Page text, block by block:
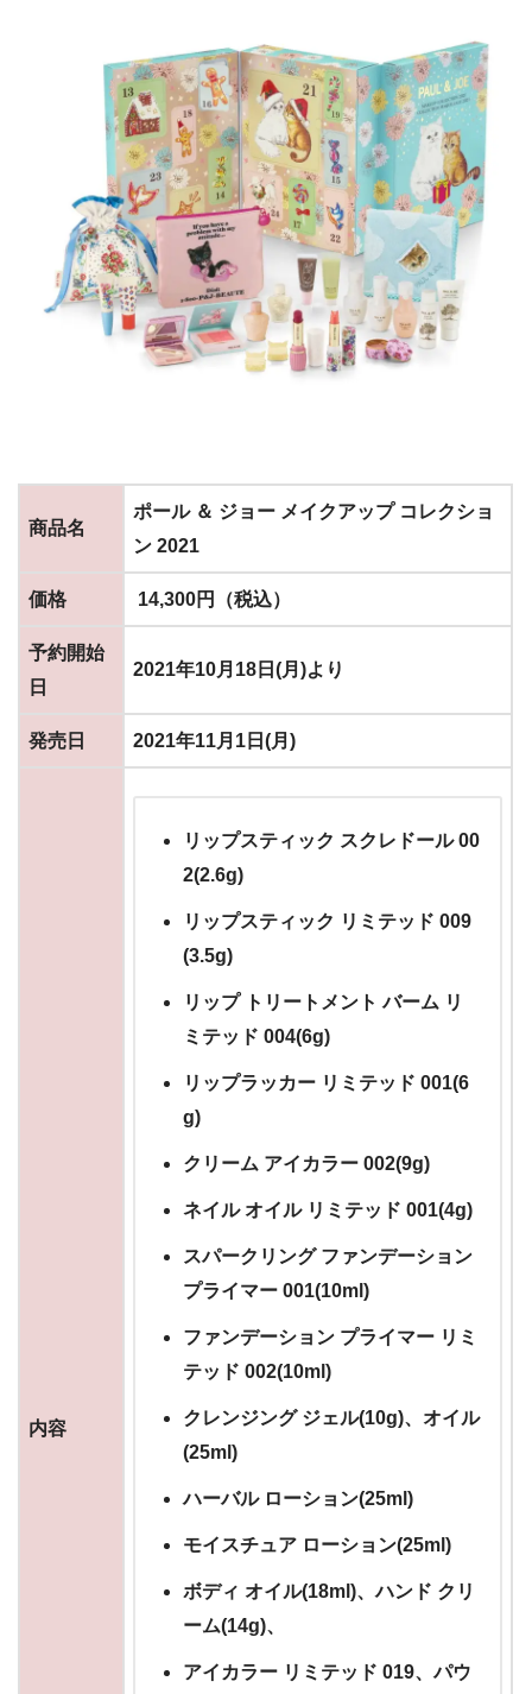
商品名
ポール ＆ ジョー メイクアップ コレクショ
ン 2021
価格 14,300円（税込）
予約開始
日
2021年10月18日(月)より
発売日 2021年11月1日(月)
内容
リップスティック スクレドール 00
2(2.6g)
リップスティック リミテッド 009
(3.5g)
リップ トリートメント バーム リ
ミテッド 004(6g)
リップラッカー リミテッド 001(6
g)
クリーム アイカラー 002(9g)
ネイル オイル リミテッド 001(4g)
スパークリング ファンデーション
プライマー 001(10ml)
ファンデーション プライマー リミ
テッド 002(10ml)
クレンジング ジェル(10g)、オイル
(25ml)
ハーバル ローション(25ml)
モイスチュア ローション(25ml)
ボディ オイル(18ml)、ハンド クリ
ーム(14g)、
アイカラー リミテッド 019、パウ